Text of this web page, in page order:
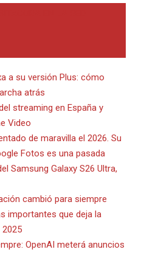
a su versión Plus: cómo
atrás
streaming en España y
Video
de maravilla el 2026. Su
Fotos es una pasada
Samsung Galaxy S26 Ultra,
cambió para siempre
importantes que deja la
2025
OpenAI meterá anuncios